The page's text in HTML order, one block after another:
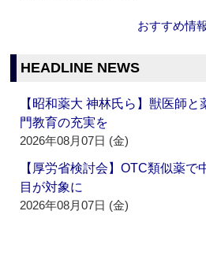
おすすめ情
HEADLINE NEWS
【昭和薬大 神林氏ら】獣医師
門教育の充実を
2026年08月07日 (金)
【厚労省検討会】OTC類似薬で
目が対象に
2026年08月07日 (金)